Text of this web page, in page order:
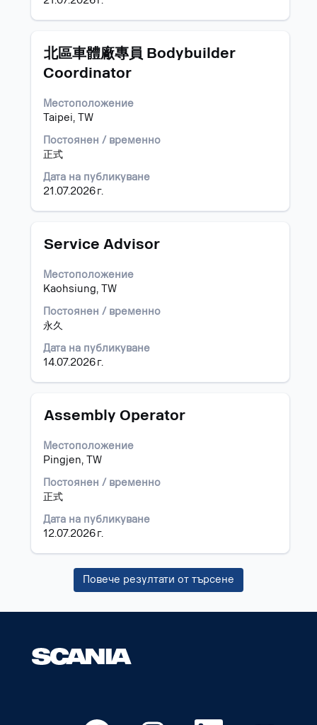
Позиция
北區車體廠專員 Bodybuilder
Coordinator
Местоположение
Taipei, TW
Постоянен / временно
正式
Дата на публикуване
21.07.2026 г.
Изберете
бутона
интервал,
за
да
прегледате
пълното
съдържание
на
Позиция
Service Advisor
Местоположение
Kaohsiung, TW
Постоянен / временно
永久
Дата на публикуване
14.07.2026 г.
Изберете
бутона
за
интервал,
за
да
пълното
съдържание
на
за
задание.
Позиция
Assembly Operator
Местоположение
Pingjen, TW
Постоянен / временно
正式
Дата на публикуване
12.07.2026 г.
Изберете
бутона
за
интервал,
за
да
пълното
съдържание
на
информацията
задание.
Повече резултати от търсене
О